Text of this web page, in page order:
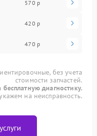
570 р
420 р
470 р
без учета
стоимости запчастей.
диагностику.
на неисправность.